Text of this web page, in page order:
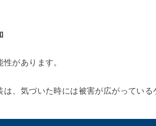
があります。
は、気づいた時には被害が広がってい